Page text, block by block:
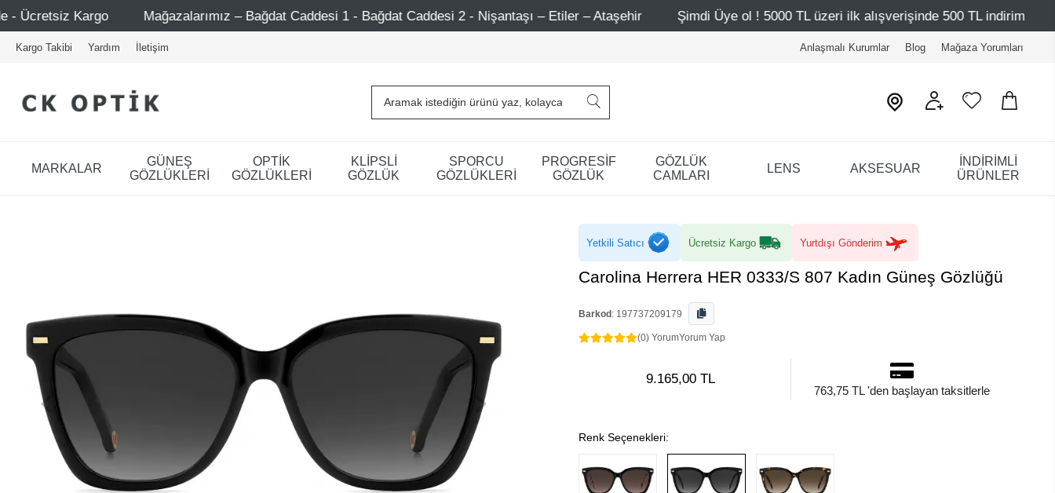
Mağazalarımız – Bağdat Caddesi 1 - Bağdat Caddesi 2 - Nişantaşı – Etiler – Ataşehir Şimdi Üye ol ! 5000 TL üzeri ilk alışverişinde 500 TL indirim Mağazalarımız –
Kargo Takibi Yardım İletişim Anlaşmalı Kurumlar Blog Mağaza Yorumları
MARKALAR
GÜNEŞ
GÖZLÜKLERİ
OPTİK
GÖZLÜKLERİ
KLİPSLİ
GÖZLÜK
SPORCU
GÖZLÜKLERİ
PROGRESİF
GÖZLÜK
GÖZLÜK
CAMLARI
LENS AKSESUAR
İNDİRİMLİ
ÜRÜNLER
Yetkili Satıcı Ücretsiz Kargo Yurtdışı Gönderim
Carolina Herrera HER 0333/S 807 Kadın Güneş Gözlüğü
Barkod : 197737209179
(0) YorumYorum Yap
9.165,00 TL
763,75 TL 'den başlayan taksitlerle
Renk Seçenekleri: